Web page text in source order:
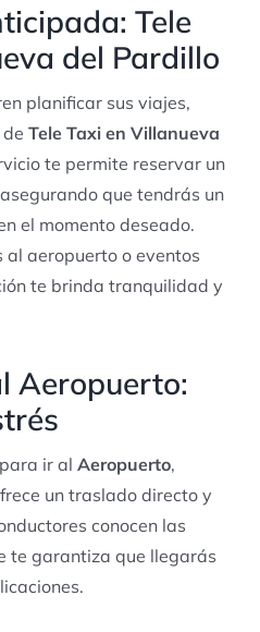
Tele
del Pardillo
planificar sus viajes,
Tele Taxi en Villanueva
te permite reservar un
que tendrás un
el momento deseado.
aeropuerto o eventos
te brinda tranquilidad y
Aeropuerto:
ir al Aeropuerto,
un traslado directo y
conocen las
te garantiza que llegarás